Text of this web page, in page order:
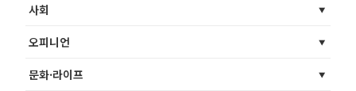
사회
오피니언
문화·라이프